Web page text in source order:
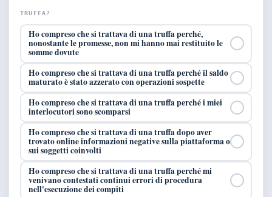
TRUFFA?
Ho compreso che si trattava di una truffa perché,
nonostante le promesse, non mi hanno mai restituito le
somme dovute
Ho compreso che si trattava di una truffa perché il saldo
maturato è stato azzerato con operazioni sospette
Ho compreso che si trattava di una truffa perché i miei
interlocutori sono scomparsi
Ho compreso che si trattava di una truffa dopo aver
trovato online informazioni negative sulla piattaforma o
sui soggetti coinvolti
Ho compreso che si trattava di una truffa perché mi
venivano contestati continui errori di procedura
nell'esecuzione dei compiti